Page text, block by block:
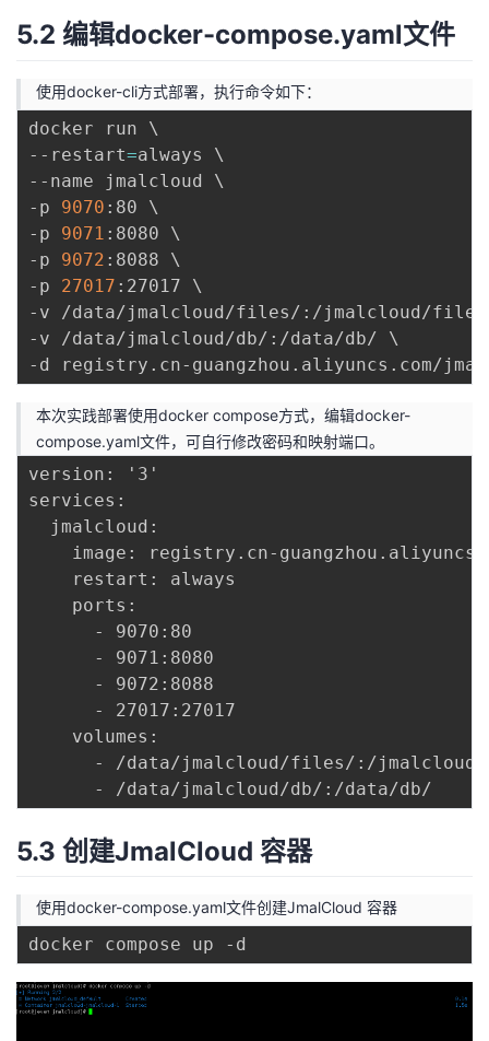
5.2 编辑docker-compose.yaml文件
使用docker-cli方式部署，执行命令如下：
docker run \
--restart=always \
--name jmalcloud \
-p 9070 :80 \
-p 9071 :8080 \
-p 9072 :8088 \
-p 27017 :27017 \
-v /data/jmalcloud/files/:/jmalcloud/
-v /data/jmalcloud/db/:/data/db/ \
本次实践部署使用docker compose方式，编辑docker-
compose.yaml文件，可自行修改密码和映射端口。
version: '3'
services:
  jmalcloud:
image: registry.cn-
    restart: always
    ports:
      - 9070:80
      - 9071:8080
      - 9072:8088
      - 27017:27017
    volumes:
- /data/jmalcloud/files/:/
5.3 创建JmalCloud 容器
使用docker-compose.yaml文件创建JmalCloud 容器